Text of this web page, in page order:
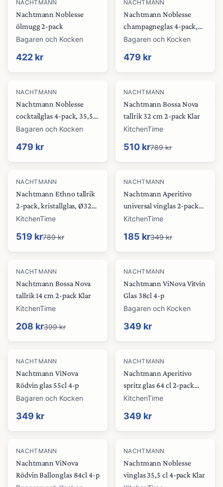
NACHTMANN
Nachtmann Noblesse
ölmugg 2-pack
Bagaren och Kocken
422 kr
NACHTMANN
Nachtmann Noblesse
champagneglas 4-pack,
15,5 cl
Bagaren och Kocken
479 kr
NACHTMANN
Nachtmann Noblesse
cocktailglas 4-pack, 35,5
cl
Bagaren och Kocken
479 kr
-35%
NACHTMANN
Nachtmann Bossa Nova
tallrik 32 cm 2-pack Klar
KitchenTime
510 kr789 kr
-34%
NACHTMANN
Nachtmann Ethno tallrik
2-pack, kristallglas, Ø32
cm
KitchenTime
519 kr789 kr
-47%
NACHTMANN
Nachtmann Aperitivo
universal vinglas 2-pack
Klar
KitchenTime
185 kr349 kr
-48%
NACHTMANN
Nachtmann Bossa Nova
tallrik 14 cm 2-pack Klar
KitchenTime
208 kr399 kr
NACHTMANN
Nachtmann ViNova Vitvin
Glas 38cl 4-p
Bagaren och Kocken
349 kr
NACHTMANN
Nachtmann ViNova
Rödvin glas 55cl 4-p
Bagaren och Kocken
349 kr
NACHTMANN
Nachtmann Aperitivo
spritz glas 64 cl 2-pack
Klar
KitchenTime
349 kr
NACHTMANN
Nachtmann ViNova
Rödvin Ballonglas 84cl 4-p
-39%
NACHTMANN
Nachtmann Noblesse
vinglas 35,5 cl 4-pack Klar